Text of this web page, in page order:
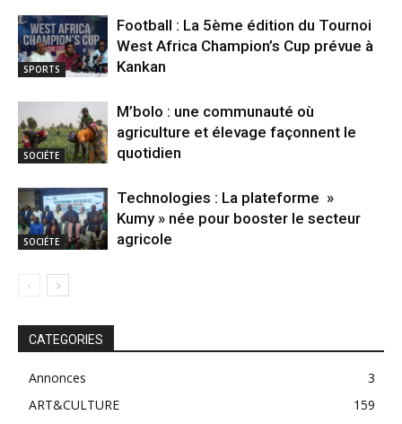
SPORTS
Football : La 5ème édition du Tournoi
West Africa Champion’s Cup prévue à
Kankan
SOCIÉTE
M’bolo : une communauté où
agriculture et élevage façonnent le
quotidien
SOCIÉTE
Technologies : La plateforme »
Kumy » née pour booster le secteur
agricole
CATEGORIES
Annonces
3
ART&CULTURE
159